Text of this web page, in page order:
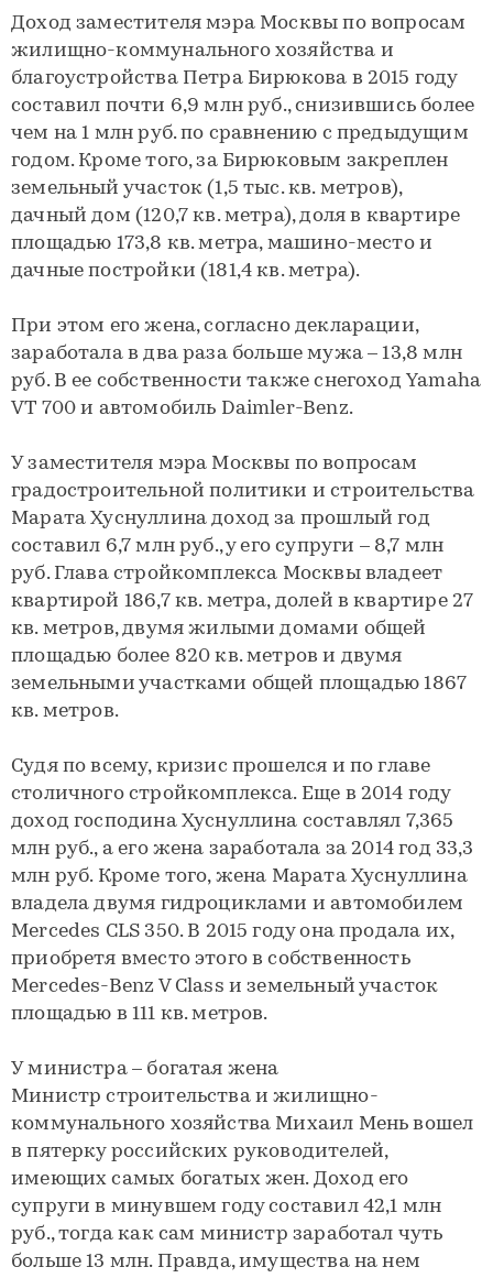
Доход заместителя мэра Москвы по вопросам
жилищно-коммунального хозяйства и
благоустройства Петра Бирюкова в 2015 году
составил почти 6,9 млн руб., снизившись более
чем на 1 млн руб. по сравнению с предыдущим
годом. Кроме того, за Бирюковым закреплен
земельный участок (1,5 тыс. кв. метров),
дачный дом (120,7 кв. метра), доля в квартире
площадью 173,8 кв. метра, машино-место и
дачные постройки (181,4 кв. метра).
При этом его жена, согласно декларации,
заработала в два раза больше мужа – 13,8 млн
руб. В ее собственности также снегоход Yamaha
VT 700 и автомобиль Daimler-Benz.
У заместителя мэра Москвы по вопросам
градостроительной политики и строительства
Марата Хуснуллина доход за прошлый год
составил 6,7 млн руб., у его супруги – 8,7 млн
руб. Глава стройкомплекса Москвы владеет
квартирой 186,7 кв. метра, долей в квартире 27
кв. метров, двумя жилыми домами общей
площадью более 820 кв. метров и двумя
земельными участками общей площадью 1867
кв. метров.
Судя по всему, кризис прошелся и по главе
столичного стройкомплекса. Еще в 2014 году
доход господина Хуснуллина составлял 7,365
млн руб., а его жена заработала за 2014 год 33,3
млн руб. Кроме того, жена Марата Хуснуллина
владела двумя гидроциклами и автомобилем
Mercedes CLS 350. В 2015 году она продала их,
приобретя вместо этого в собственность
Mercedes-Benz V Class и земельный участок
площадью в 111 кв. метров.
У министра – богатая жена
Министр строительства и жилищно-
коммунального хозяйства Михаил Мень вошел
в пятерку российских руководителей,
имеющих самых богатых жен. Доход его
супруги в минувшем году составил 42,1 млн
руб., тогда как сам министр заработал чуть
больше 13 млн. Правда, имущества на нем